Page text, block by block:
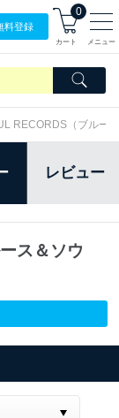
料登録
0
カート メニュー
RECORDS（ブルー
レビュー
ス＆ソウ